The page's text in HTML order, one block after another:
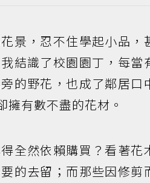
景，忍不住學起小品，
結識了校園園丁，每當
的野花，也成了鄰居口
有數不盡的花材。
全然依賴購買？看著花
的去留；而那些因修剪